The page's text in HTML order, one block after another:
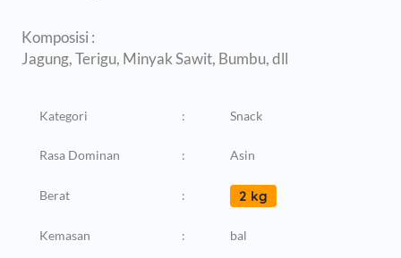
Komposisi :
Jagung, Terigu, Minyak Sawit, Bumbu, dll
Kategori : Snack
Rasa Dominan : Asin
Berat : 2 kg
Kemasan : bal